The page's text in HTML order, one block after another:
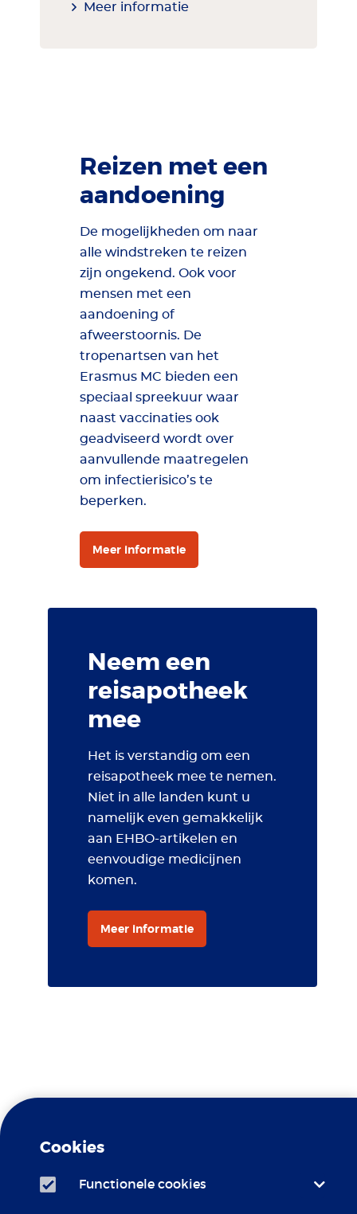
Meer informatie
Reizen met een
aandoening
De mogelijkheden om naar
alle windstreken te reizen
zijn ongekend. Ook voor
mensen met een
aandoening of
afweerstoornis. De
tropenartsen van het
Erasmus MC bieden een
speciaal spreekuur waar
naast vaccinaties ook
geadviseerd wordt over
aanvullende maatregelen
om infectierisico’s te
beperken.
Meer informatie
Neem een
reisapotheek
mee
Het is verstandig om een
reisapotheek mee te nemen.
Niet in alle landen kunt u
namelijk even gemakkelijk
aan EHBO-artikelen en
eenvoudige medicijnen
komen.
Meer informatie
Cookies
Functionele cookies